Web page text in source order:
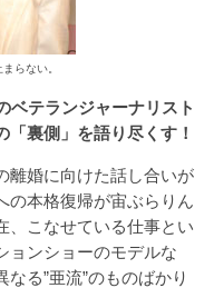
らない。
ベテランジャーナリスト
裏側」を語り尽くす！
婚に向けた話し合いが
の本格復帰が宙ぶらりん
、こなせている仕事とい
ョンショーのモデルな
る”亜流”のものばかり